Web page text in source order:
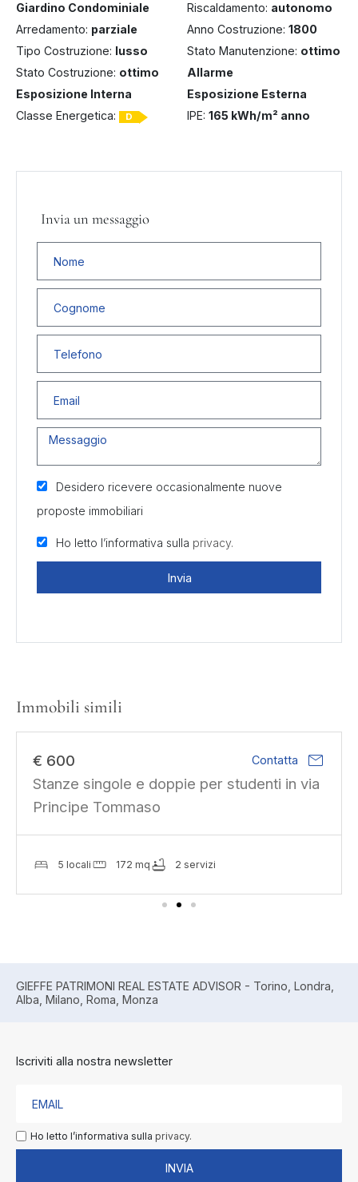
Giardino Condominiale
Riscaldamento: autonomo
Arredamento: parziale Anno Costruzione: 1800
Tipo Costruzione: lusso Stato Manutenzione: ottimo
Stato Costruzione: ottimo
Allarme
Esposizione Interna
Esposizione Esterna
Classe Energetica:
D IPE: 165 kWh/m² anno
Invia un messaggio
Desidero ricevere occasionalmente nuove
proposte immobiliari
Ho letto l’informativa sulla privacy.
Invia
Immobili simili
€ 600 Contatta mail
Stanze singole e doppie per studenti in via
Principe Tommaso
5 locali 172 mq 2 servizi
GIEFFE PATRIMONI REAL ESTATE ADVISOR - Torino, Londra,
Alba, Milano, Roma, Monza
Iscriviti alla nostra newsletter
Ho letto l’informativa sulla privacy.
INVIA